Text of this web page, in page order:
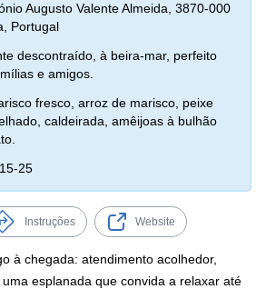
Augusto Valente Almeida, 3870-000
Portugal
descontraído, à beira-mar, perfeito
e amigos.
fresco, arroz de marisco, peixe
caldeirada, amêijoas à bulhão
25
Instruções Website
à chegada: atendimento acolhedor,
esplanada que convida a relaxar até